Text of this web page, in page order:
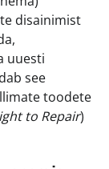
disainimist
uuesti
see
toodete
to Repair)